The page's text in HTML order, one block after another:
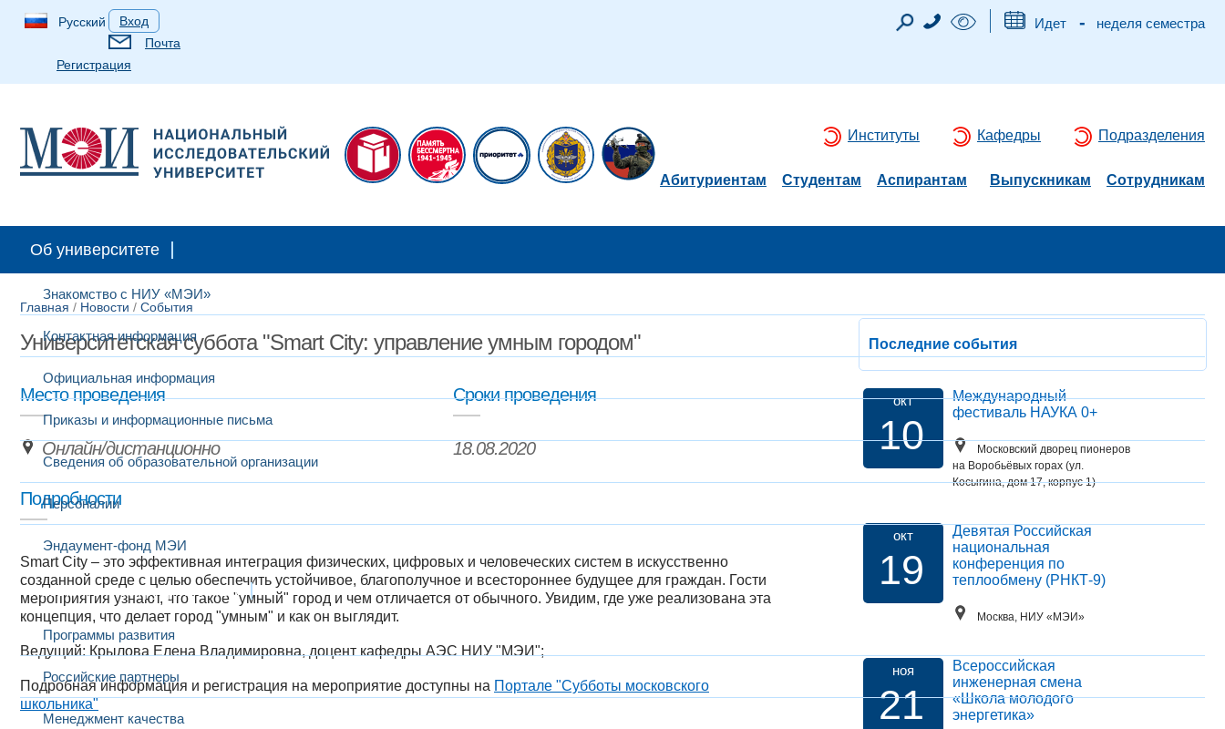
Русский
Вход
Почта
Регистрация
Идет - неделя семестра
Институты Кафедры Подразделения
Абитуриентам Студентам Аспирантам Выпускникам Сотрудникам
Об университете
Знакомство с НИУ «МЭИ»
Контактная информация
Официальная информация
Приказы и информационные письма
Сведения об образовательной организации
Персоналии
Эндаумент-фонд МЭИ
Развитие и сотрудничество
Программы развития
Российские партнеры
Менеджмент качества
Главная / Новости / События
Университетская суббота "Smart City: управление умным городом"
Место проведения
Онлайн/дистанционно
Сроки проведения
18.08.2020
Подробности
Smart City – это эффективная интеграция физических, цифровых и человеческих систем в искусственно
созданной среде с целью обеспечить устойчивое, благополучное и всестороннее будущее для граждан. Гости
мероприятия узнают, что такое "умный" город и чем отличается от обычного. Увидим, где уже реализована эта
концепция, что делает город "умным" и как он выглядит.
Ведущий: Крылова Елена Владимировна, доцент кафедры АЭС НИУ "МЭИ";
Подробная информация и регистрация на мероприятие доступны на Портале "Субботы московского
школьника"​
Последние события
окт
10
Международный
фестиваль НАУКА 0+
Московский дворец пионеров
на Воробьёвых горах (ул.
Косыгина, дом 17, корпус 1)
окт
19
Девятая Российская
национальная
конференция по
теплообмену (РНКТ-9)
Москва, НИУ «МЭИ»
ноя
21
Всероссийская
инженерная смена
«Школа молодого
энергетика»